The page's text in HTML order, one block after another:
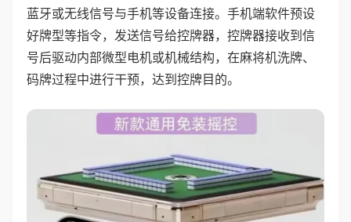
蓝牙或无线信号与手机等设备连接。手机端软件预设
好牌型等指令，发送信号给控牌器，控牌器接收到信
号后驱动内部微型电机或机械结构，在麻将机洗牌、
码牌过程中进行干预，达到控牌目的。